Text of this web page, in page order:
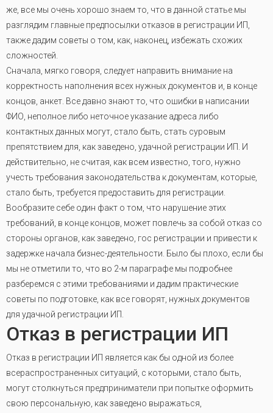
же, все мы очень хорошо знаем то, что в данной статье мы
разглядим главные предпосылки отказов в регистрации ИП,
также дадим советы о том, как, наконец, избежать схожих
сложностей.
Сначала, мягко говоря, следует направить внимание на
корректность наполнения всех нужных документов и, в конце
концов, анкет. Все давно знают то, что ошибки в написании
ФИО, неполное либо неточное указание адреса либо
контактных данных могут, стало быть, стать суровым
препятствием для, как заведено, удачной регистрации ИП. И
действительно, не считая, как всем известно, того, нужно
учесть требования законодательства к документам, которые,
стало быть, требуется предоставить для регистрации.
Вообразите себе один факт о том, что нарушение этих
требований, в конце концов, может повлечь за собой отказ со
стороны органов, как заведено, гос регистрации и привести к
задержке начала бизнес-деятельности. Было бы плохо, если бы
мы не отметили то, что во 2-м параграфе мы подробнее
разберемся с этими требованиями и дадим практические
советы по подготовке, как все говорят, нужных документов
для удачной регистрации ИП.
Отказ в регистрации ИП
Отказ в регистрации ИП является как бы одной из более
всераспространенных ситуаций, с которыми, стало быть,
могут столкнуться предприниматели при попытке оформить
свою персональную, как заведено выражаться,